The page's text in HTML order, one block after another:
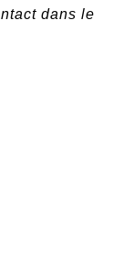
dans le